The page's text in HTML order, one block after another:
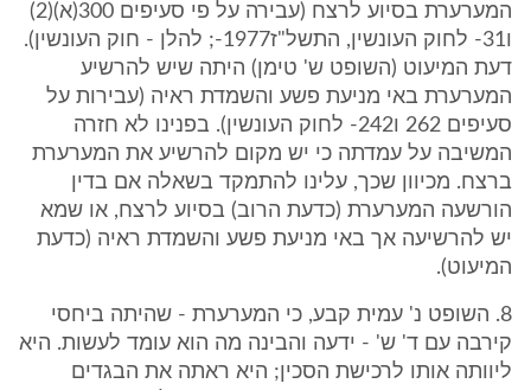
המערערת בסיוע לרצח (עבירה על פי סעיפים 300(א)(2)
ו31- לחוק העונשין, התשל"ז1977-; להלן - חוק העונשין).
דעת המיעוט (השופט ש' טימן) היתה שיש להרשיע
המערערת באי מניעת פשע והשמדת ראיה (עבירות על
סעיפים 262 ו242- לחוק העונשין). בפנינו לא חזרה
המשיבה על עמדתה כי יש מקום להרשיע את המערערת
ברצח. מכיוון שכך, עלינו להתמקד בשאלה אם בדין
הורשעה המערערת (כדעת הרוב) בסיוע לרצח, או שמא
יש להרשיעה אך באי מניעת פשע והשמדת ראיה (כדעת
המיעוט).
8. השופט נ' עמית קבע, כי המערערת - שהיתה ביחסי
קירבה עם ד' ש' - ידעה והבינה מה הוא עומד לעשות. היא
ליוותה אותו לרכישת הסכין; היא ראתה את הבגדים